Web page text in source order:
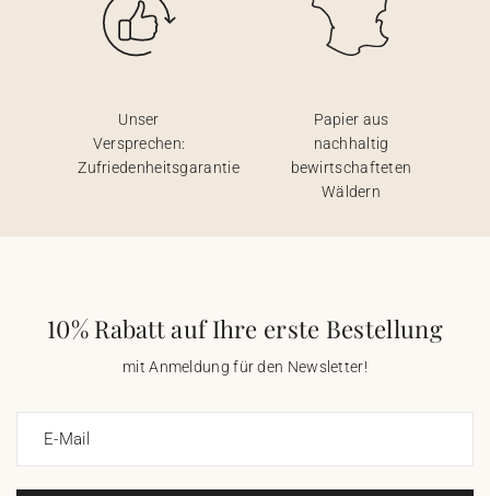
Unser
Versprechen:
Zufriedenheitsgarantie
Papier aus
nachhaltig
bewirtschafteten
Wäldern
10% Rabatt auf Ihre erste Bestellung
mit Anmeldung für den Newsletter!
E-Mail